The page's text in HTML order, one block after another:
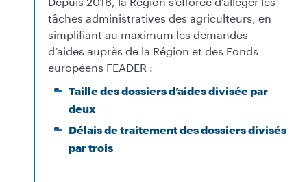
tâches administratives des agriculteurs, en
simplifiant au maximum les demandes
d’aides auprès de la Région et des Fonds
européens FEADER :
Taille des dossiers d’aides divisée par
deux
Délais de traitement des dossiers divisés
par trois